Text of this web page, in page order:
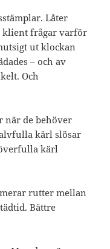
Låter
klient frågar varför
ut klockan
– och av
Och
när de behöver
kärl slösar
kärl
rutter mellan
Bättre